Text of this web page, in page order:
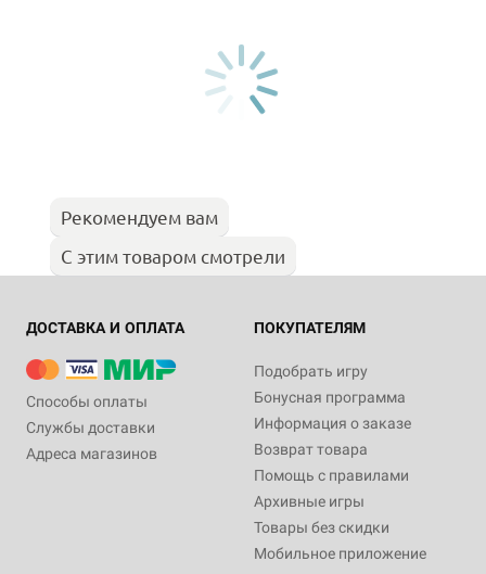
Рекомендуем вам
С этим товаром смотрели
ДОСТАВКА И ОПЛАТА
Способы оплаты
Службы доставки
Адреса магазинов
ПОКУПАТЕЛЯМ
Подобрать игру
Бонусная программа
Информация о заказе
Возврат товара
Помощь с правилами
Архивные игры
Товары без скидки
Мобильное приложение